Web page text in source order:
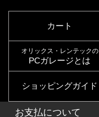
カート
オリックス・レンテックの
PCガレージとは
ショッピングガイド
お支払について